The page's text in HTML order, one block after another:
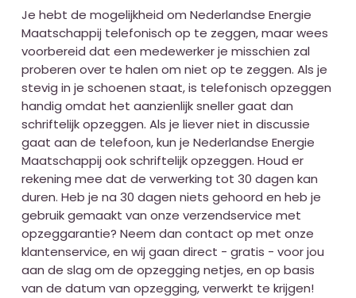
Je hebt de mogelijkheid om Nederlandse Energie
Maatschappij telefonisch op te zeggen, maar wees
voorbereid dat een medewerker je misschien zal
proberen over te halen om niet op te zeggen. Als je
stevig in je schoenen staat, is telefonisch opzeggen
handig omdat het aanzienlijk sneller gaat dan
schriftelijk opzeggen. Als je liever niet in discussie
gaat aan de telefoon, kun je Nederlandse Energie
Maatschappij ook schriftelijk opzeggen. Houd er
rekening mee dat de verwerking tot 30 dagen kan
duren. Heb je na 30 dagen niets gehoord en heb je
gebruik gemaakt van onze verzendservice met
opzeggarantie? Neem dan contact op met onze
klantenservice, en wij gaan direct - gratis - voor jou
aan de slag om de opzegging netjes, en op basis
van de datum van opzegging, verwerkt te krijgen!